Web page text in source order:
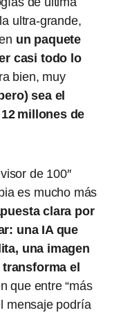
ultra‑grande,
un paquete
casi todo lo
bien, muy
sea el
millones de
de 100″
es mucho más
clara por
una IA que
una imagen
el
que entre “más
mensaje podría